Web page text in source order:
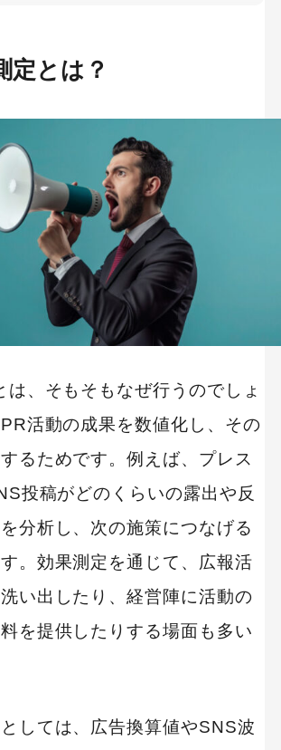
タリング機能
ングと分類
ング機能
レポート作成
ス配信サポート
ールを活用するメリット
が可能
施策の実現
ールを選定する時のポイント
確にする
の範囲を確認する
定とは？
は、そもそもなぜ行うのでしょ
活動の成果を数値化し、その
るためです。例えば、プレス
投稿がどのくらいの露出や反
分析し、次の施策につなげる
。効果測定を通じて、広報活
い出したり、経営陣に活動の
を提供したりする場面も多い
しては、広告換算値やSNS波